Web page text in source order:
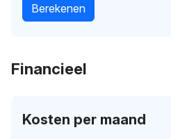
Berekenen
Financieel
Kosten per maand